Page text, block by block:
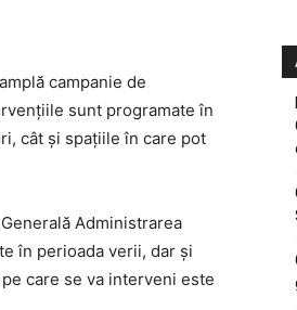
campanie de
sunt programate în
cât și spațiile în care pot
Administrarea
în perioada verii, dar și
care se va interveni este